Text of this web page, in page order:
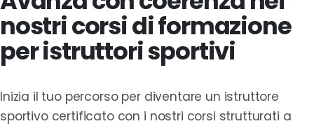
nostri corsi di formazione
per istruttori sportivi
Inizia il tuo percorso per diventare un istruttore
sportivo certificato con i nostri corsi strutturati a